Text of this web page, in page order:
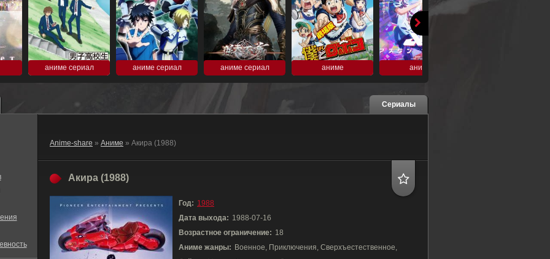
аниме сериал аниме сериал аниме сериал аниме аниме
Сериалы
Anime-share » Аниме » Акира (1988)
Акира (1988)
Год: 1988
Дата выхода: 1988-07-16
Возрастное ограничение: 18
Аниме жанры: Военное, Приключения, Сверхъестественное,